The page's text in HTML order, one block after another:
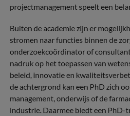
projectmanagement speelt een
Buiten de academie zijn er
stromen naar functies binnen de
onderzoekcoördinator of
nadruk op het toepassen van
beleid, innovatie en
de achtergrond kan een PhD zich
management, onderwijs of de
industrie. Daarmee biedt een PhD-